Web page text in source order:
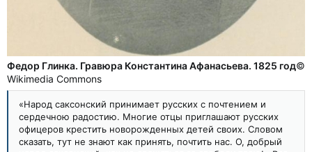
Федор Глинка. Гравюра Константина Афанасьева. 1825 год©
Wikimedia Commons
«Народ саксонский принимает русских с почтением и
сердечною радостию. Многие отцы приглашают русских
офицеров крестить новорожденных детей своих. Словом
сказать, тут не знают как принять, почтить нас. О, добрый